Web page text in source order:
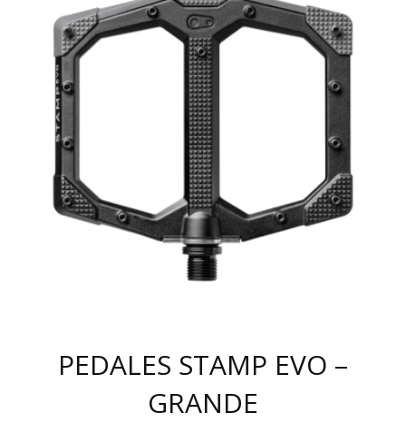
MÚLTIPLES
VARIANTES.
LAS
OPCIONES
SE
PUEDEN
ELEGIR
EN
LA
PÁGINA
DE
PEDALES STAMP EVO –
GRANDE